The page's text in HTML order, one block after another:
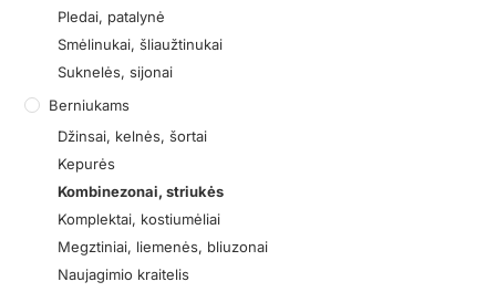
Pledai, patalynė
Smėlinukai, šliaužtinukai
Suknelės, sijonai
Berniukams
Džinsai, kelnės, šortai
Kepurės
Kombinezonai, striukės
Komplektai, kostiumėliai
Megztiniai, liemenės, bliuzonai
Naujagimio kraitelis